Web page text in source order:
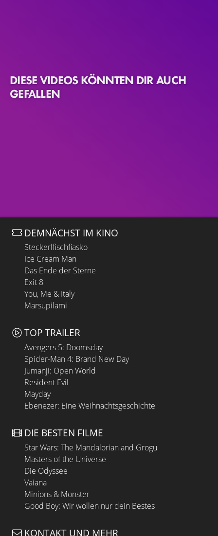
DIESE VIDEOS KÖNNTEN DIR AUCH
GEFALLEN
DEMNÄCHST IM KINO
Steckerlfischfiasko
Ice Cream Man
Das Ende der Sterne
Exit 8
You, Me & Italy
Marsupilami
TOP TRAILER
Avengers 5: Doomsday
Spider-Man 4: Brand New Day
Jumanji: Open World
Resident Evil
Mayday
Ebenezer: Eine Weihnachtsgeschichte
DIE BESTEN FILME
Star Wars: The Mandalorian and Grogu
Masters of the Universe
Die Odyssee
Vaiana
Minions & Monster
Good Boy: Wir wollen nur dein Bestes
KONTAKT UND MEHR